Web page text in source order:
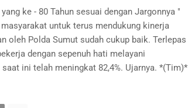
ke - 80 Tahun sesuai dengan Jargonnya "
untuk terus mendukung kinerja
oleh Polda Sumut sudah cukup baik. Terlepas
dengan sepenuh hati melayani
ini telah meningkat 82,4%. Ujarnya. *(Tim)*